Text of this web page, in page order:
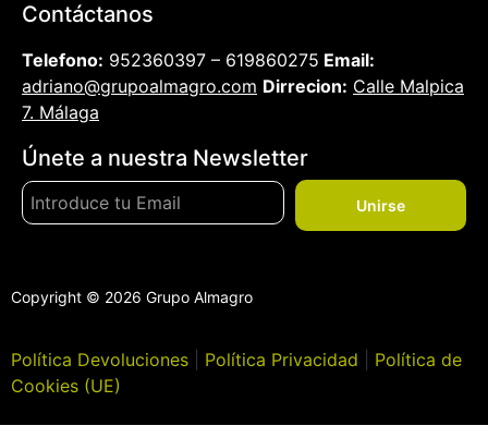
Contáctanos
Telefono: 952360397 – 619860275 Email:
adriano@grupoalmagro.com Dirrecion: Calle Malpica
7. Málaga
Únete a nuestra Newsletter
Unirse
Copyright © 2026 Grupo Almagro
Política Devoluciones Política Privacidad
Política de
Cookies (UE)